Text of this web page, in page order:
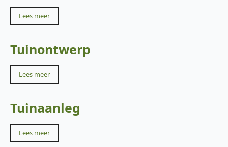
Lees meer
Tuinontwerp
Lees meer
Tuinaanleg
Lees meer